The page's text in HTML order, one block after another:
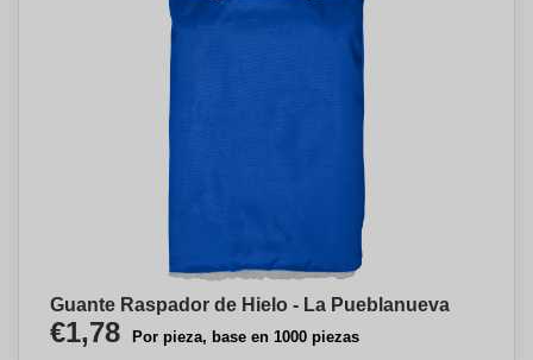
Guante Raspador de Hielo - La Pueblanueva
€1,78 Por pieza, base en 1000 piezas